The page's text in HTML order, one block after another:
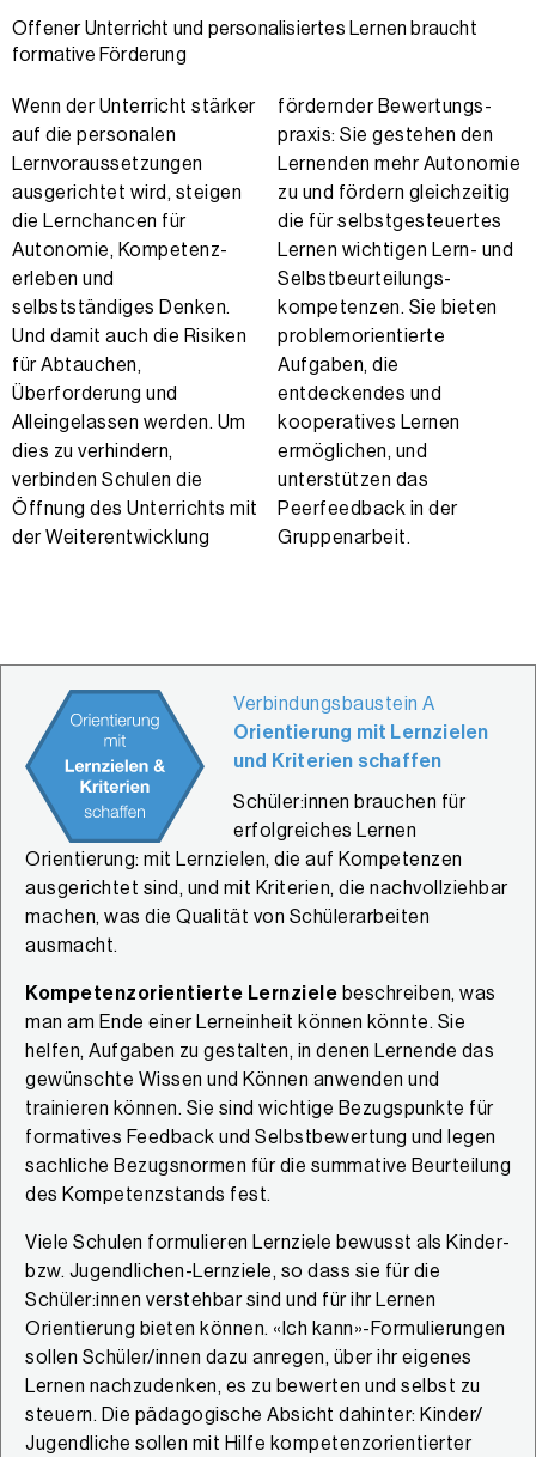
Offener Unterricht und personalisiertes Lernen braucht
formative Förderung
Wenn der Unterricht stärker
auf die personalen
Lernvoraussetzungen
ausgerichtet wird, steigen
die Lernchancen für
Autonomie, Kompetenz­­
erleben und
selbstständiges Denken.
Und damit auch die Risiken
für Abtauchen,
Überforderung und
Alleingelassen werden. Um
dies zu verhindern,
verbinden Schulen die
Öffnung des Unterrichts mit
der Weiterentwicklung
fördernder Bewertungs­
praxis: Sie gestehen den
Lernenden mehr Autonomie
zu und fördern gleichzeitig
die für selbst­gesteuertes
Lernen wichtigen Lern- und
Selbst­beurteilungs­
kompetenzen. Sie bieten
problemorientierte
Aufgaben, die
entdeckendes und
kooperatives Lernen
ermöglichen, und
unterstützen das
Peerfeedback in der
Gruppen­arbeit.
Verbindungsbaustein A
Orientierung mit Lernzielen
und Kriterien schaffen
Schüler:innen brauchen für
erfolgreiches Lernen
Orientierung: mit Lernzielen, die auf Kompetenzen
ausgerichtet sind, und mit Kriterien, die nachvollziehbar
machen, was die Qualität von Schülerarbeiten
ausmacht.
Kompetenzorientierte Lernziele beschreiben, was
man am Ende einer Lerneinheit können könnte. Sie
helfen, Aufgaben zu gestalten, in denen Lernende das
gewünschte Wissen und Können anwenden und
trainieren können. Sie sind wichtige Bezugspunkte für
formatives Feedback und Selbstbewertung und legen
sachliche Bezugsnormen für die summative Beurteilung
des Kompetenzstands fest.
Viele Schulen formulieren Lernziele bewusst als Kinder-
bzw. Jugendlichen-Lernziele, so dass sie für die
Schüler:innen verstehbar sind und für ihr Lernen
Orientierung bieten können. «Ich kann»-Formulierungen
sollen Schüler/innen dazu anregen, über ihr eigenes
Lernen nachzudenken, es zu bewerten und selbst zu
steuern. Die pädagogische Absicht dahinter: Kinder/
Jugendliche sollen mit Hilfe kompetenzorientierter